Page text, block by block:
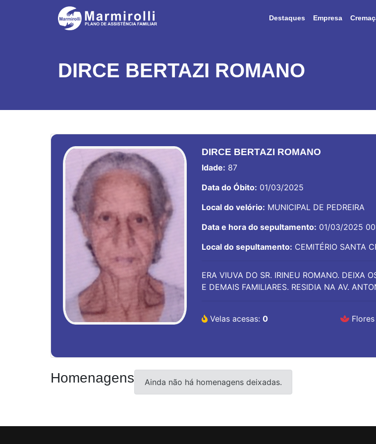
Destaques Empresa
DIRCE BERTAZI ROMANO
DIRCE BERTAZI ROMANO
Idade: 87
Data do Óbito: 01/03/2025
Local do velório: MUNICIPAL DE PEDREIRA
Data e hora do sepultamento: 01/03/2025
Local do sepultamento: CEMITÉRIO SANTA
ERA VIUVA DO SR. IRINEU ROMANO. DEIXA
E DEMAIS FAMILIARES. RESIDIA NA AV.
Velas acesas: 0
Homenagens Ainda não há homenagens deixadas.